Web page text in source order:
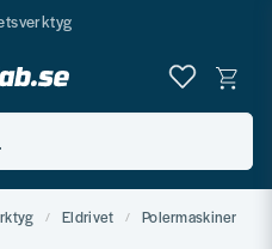
999 SEK*
för alla
Eldrivet Polermaskiner